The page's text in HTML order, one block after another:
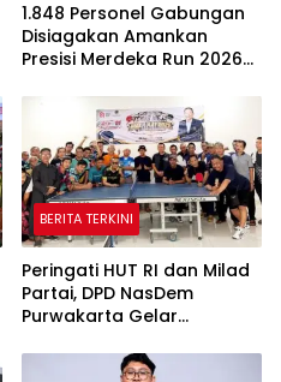
1.848 Personel Gabungan
Disiagakan Amankan
Presisi Merdeka Run 2026
BERITA TERKINI
Peringati HUT RI dan Milad
Partai, DPD NasDem
Purwakarta Gelar
hingga Baksos Gratis